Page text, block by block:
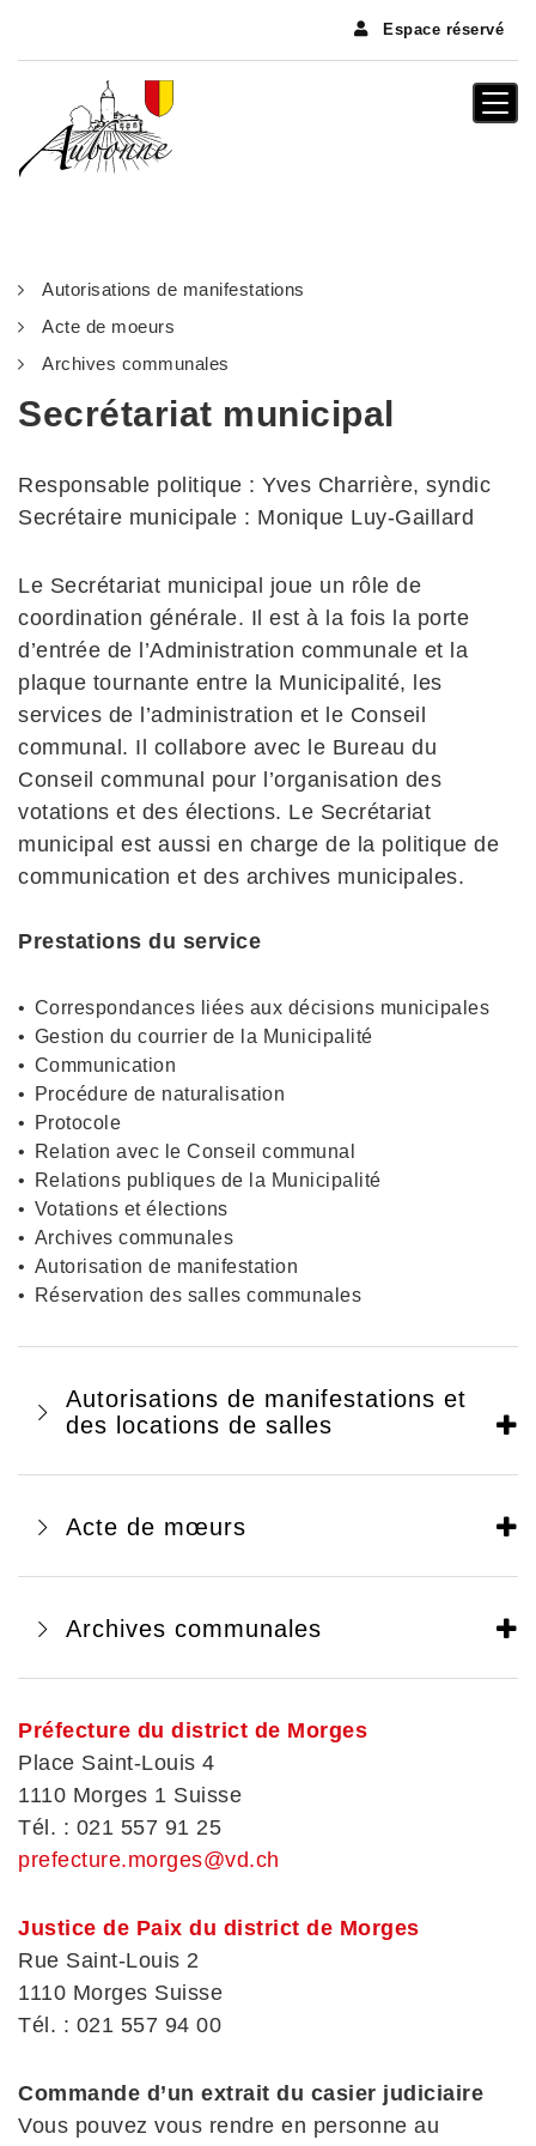
Espace réservé
Autorisations de manifestations
Acte de moeurs
Archives communales
Secrétariat municipal
Responsable politique : Yves Charrière, syndic
Secrétaire municipale : Monique Luy-Gaillard
Le Secrétariat municipal joue un rôle de
coordination générale. Il est à la fois la porte
d’entrée de l’Administration communale et la
plaque tournante entre la Municipalité, les
services de l’administration et le Conseil
communal. Il collabore avec le Bureau du
Conseil communal pour l’organisation des
votations et des élections. Le Secrétariat
municipal est aussi en charge de la politique de
communication et des archives municipales.
Prestations du service
Correspondances liées aux décisions municipales
Gestion du courrier de la Municipalité
Communication
Procédure de naturalisation
Protocole
Relation avec le Conseil communal
Relations publiques de la Municipalité
Votations et élections
Archives communales
Autorisation de manifestation
Réservation des salles communales
Autorisations de manifestations et
des locations de salles
Acte de mœurs
Archives communales
Préfecture du district de Morges
Place Saint-Louis 4
1110 Morges 1 Suisse
Tél. : 021 557 91 25
prefecture.morges@vd.ch
Justice de Paix du district de Morges
Rue Saint-Louis 2
1110 Morges Suisse
Tél. : 021 557 94 00
Commande d’un extrait du casier judiciaire
Vous pouvez vous rendre en personne au